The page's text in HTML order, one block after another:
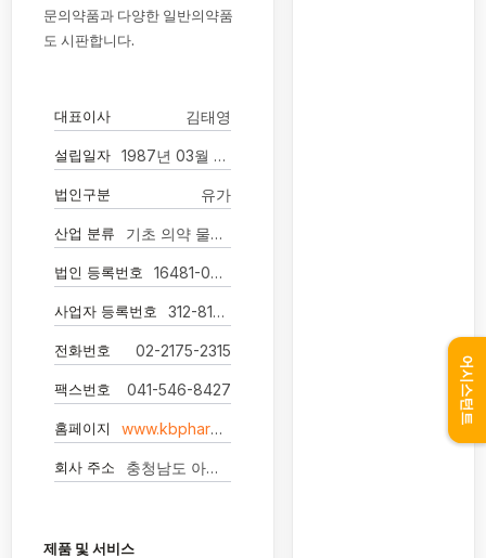
문의약품과 다양한 일반의약품
도 시판합니다.
대표이사 김태영
설립일자 1987년 03월 31일
법인구분 유가
산업 분류 기초 의약 물질 및 생물학적 제제 제조업
법인 등록번호 16481-0001961
사업자 등록번호 312-81-04567
전화번호 02-2175-2315
팩스번호 041-546-8427
홈페이지 www.kbpharma.co.kr
회사 주소 충청남도 아산시 실옥로 174
제품 및 서비스
어시스턴트